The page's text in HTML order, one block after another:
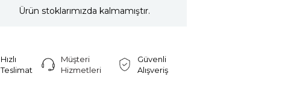
Ürün stoklarımızda kalmamıştır.
Hızlı
Teslimat
Müşteri
Hizmetleri
Güvenli
Alışveriş